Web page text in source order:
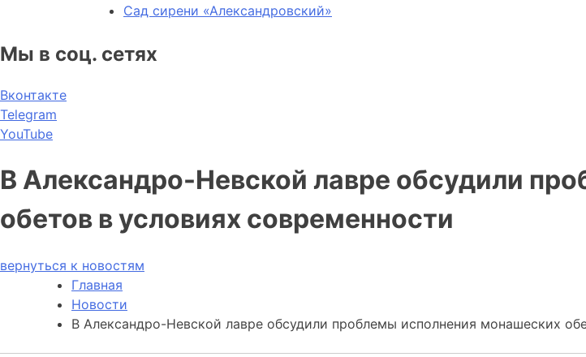
Сад сирени «Александровский»
Мы в соц. сетях
Вконтакте
Telegram
YouTube
В Александро-Невской лавре обсудили
обетов в условиях современности
вернуться к новостям
Главная
Новости
В Александро-Невской лавре обсудили проблемы исполнения монашеских